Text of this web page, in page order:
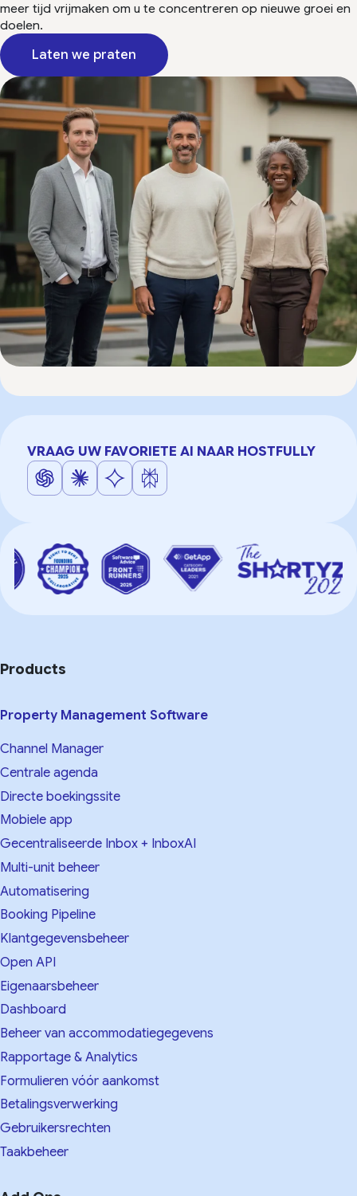
meer tijd vrijmaken om u te concentreren op nieuwe groei en
doelen.
Laten we praten
VRAAG UW FAVORIETE AI NAAR HOSTFULLY
Products
Property Management Software
Channel Manager
Centrale agenda
Directe boekingssite
Mobiele app
Gecentraliseerde Inbox + InboxAI
Multi-unit beheer
Automatisering
Booking Pipeline
Klantgegevensbeheer
Open API
Eigenaarsbeheer
Dashboard
Beheer van accommodatiegegevens
Rapportage & Analytics
Formulieren vóór aankomst
Betalingsverwerking
Gebruikersrechten
Taakbeheer